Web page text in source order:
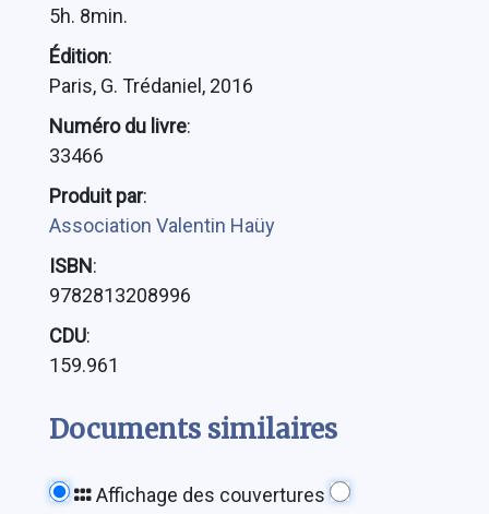
5h. 8min.
Édition:
Paris, G. Trédaniel, 2016
Numéro du livre:
33466
Produit par:
Association Valentin Haüy
ISBN:
9782813208996
CDU:
159.961
Documents similaires
Affichage des couvertures